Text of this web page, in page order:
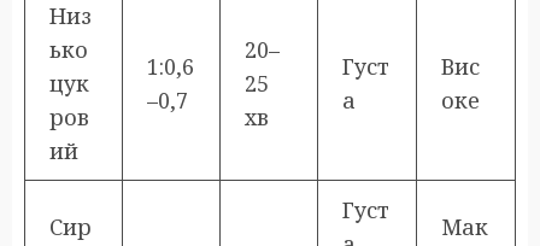
Низ
ько
цук
ров
ий
1:0,6
–0,7
20–
25
хв
Густ
а
Вис
оке
Сир
Густ
Мак